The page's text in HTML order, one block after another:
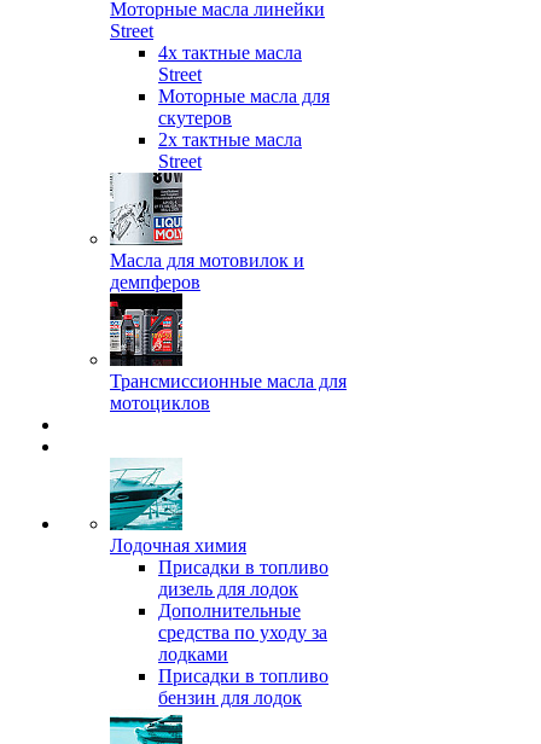
Моторные масла линейки
Street
4х тактные масла
Street
Моторные масла для
скутеров
2х тактные масла
Street
Масла для мотовилок и
демпферов
Трансмиссионные масла для
мотоциклов
Лодочная химия
Присадки в топливо
дизель для лодок
Дополнительные
средства по уходу за
лодками
Присадки в топливо
бензин для лодок